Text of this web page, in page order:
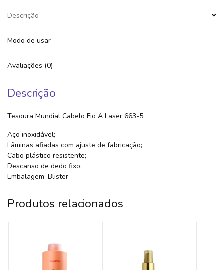
Descrição
Modo de usar
Avaliações (0)
Descrição
Tesoura Mundial Cabelo Fio A Laser 663-5
Aço inoxidável;
Lâminas afiadas com ajuste de fabricação;
Cabo plástico resistente;
Descanso de dedo fixo.
Embalagem: Blister
Produtos relacionados